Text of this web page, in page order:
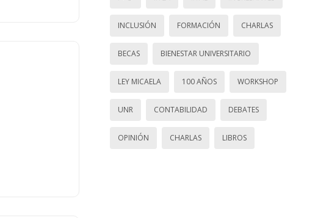
INCLUSIÓN FORMACIÓN CHARLAS
BECAS BIENESTAR UNIVERSITARIO
LEY MICAELA 100 AÑOS WORKSHOP
UNR CONTABILIDAD DEBATES
OPINIÓN CHARLAS LIBROS